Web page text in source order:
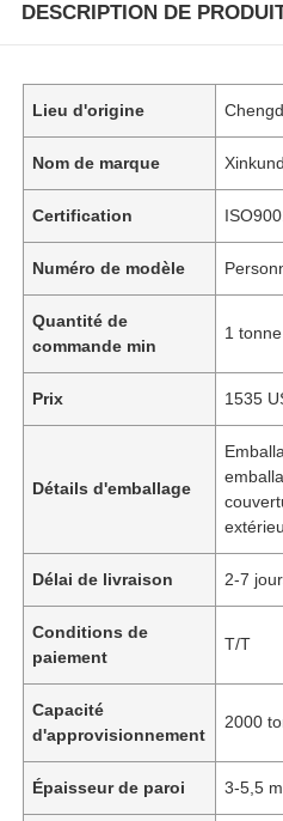
DESCRIPTION DE
Lieu d'origine
Nom de marque
Certification
Numéro de modèle
Quantité de
commande min
1 tonne
Prix 1535
Détails d'emballage
Délai de livraison 2-7
Conditions de
paiement
T/T
Capacité
d'approvisionnement
2000
Épaisseur de paroi 3-5,5